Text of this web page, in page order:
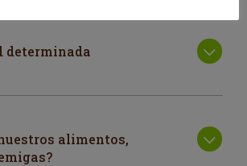
determinada
alimentos,